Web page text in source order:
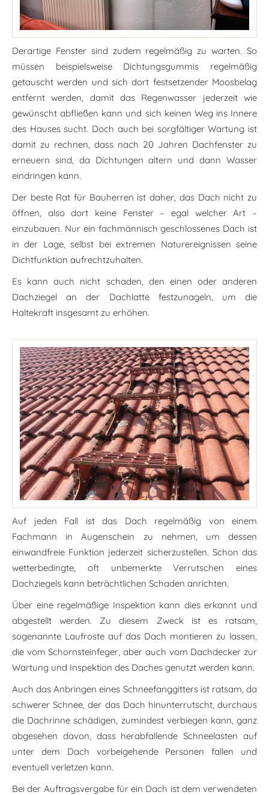
Derartige Fenster sind zudem regelmäßig zu warten. So
müssen beispielsweise Dichtungsgummis regelmäßig
getauscht werden und sich dort festsetzender Moosbelag
entfernt werden, damit das Regenwasser jederzeit wie
gewünscht abfließen kann und sich keinen Weg ins Innere
des Hauses sucht. Doch auch bei sorgfältiger Wartung ist
damit zu rechnen, dass nach 20 Jahren Dachfenster zu
erneuern sind, da Dichtungen altern und dann Wasser
eindringen kann.
Der beste Rat für Bauherren ist daher, das Dach nicht zu
öffnen, also dort keine Fenster – egal welcher Art –
einzubauen. Nur ein fachmännisch geschlossenes Dach ist
in der Lage, selbst bei extremen Naturereignissen seine
Dichtfunktion aufrechtzuhalten.
Es kann auch nicht schaden, den einen oder anderen
Dachziegel an der Dachlatte festzunageln, um die
Haltekraft insgesamt zu erhöhen.
Auf jeden Fall ist das Dach regelmäßig von einem
Fachmann in Augenschein zu nehmen, um dessen
einwandfreie Funktion jederzeit sicherzustellen. Schon das
wetterbedingte, oft unbemerkte Verrutschen eines
Dachziegels kann beträchtlichen Schaden anrichten.
Über eine regelmäßige Inspektion kann dies erkannt und
abgestellt werden. Zu diesem Zweck ist es ratsam,
sogenannte Laufroste auf das Dach montieren zu lassen,
die vom Schornsteinfeger, aber auch vom Dachdecker zur
Wartung und Inspektion des Daches genutzt werden kann.
Auch das Anbringen eines Schneefanggitters ist ratsam, da
schwerer Schnee, der das Dach hinunterrutscht, durchaus
die Dachrinne schädigen, zumindest verbiegen kann, ganz
abgesehen davon, dass herabfallende Schneelasten auf
unter dem Dach vorbeigehende Personen fallen und
eventuell verletzen kann.
Bei der Auftragsvergabe für ein Dach ist dem verwendeten